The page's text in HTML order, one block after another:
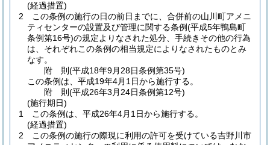
(経過措置)
2
この条例の施行の日の前日までに、合併前の山川町アメニ
ティセンターの設置及び管理に関する条例(平成5年鴨島町
条例第16号)の規定よりなされた処分、手続きその他の行為
は、それぞれこの条例の相当規定によりなされたものとみ
なす。
附 則(平成18年9月28日条例第35号)
この条例は、平成19年4月1日から施行する。
附 則(平成26年3月24日条例第12号)
(施行期日)
1
この条例は、平成26年4月1日から施行する。
(経過措置)
2
この条例の施行の際現に利用の許可を受けている吉野川市